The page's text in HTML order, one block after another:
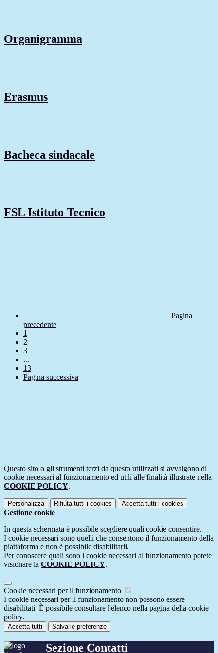
Organigramma
Erasmus
Bacheca sindacale
FSL Istituto Tecnico
Pagina
precedente
1
2
3
...
13
Pagina successiva
Questo sito o gli strumenti terzi da questo utilizzati si avvalgono di
cookie necessari al funzionamento ed utili alle finalità illustrate nella
COOKIE POLICY.
Personalizza Rifiuta tutti i cookies Accetta tutti i cookies
Gestione cookie
In questa schermata è possibile scegliere quali cookie consentire.
I cookie necessari sono quelli che consentono il funzionamento della
piattaforma e non è possibile disabilitarli.
Per conoscere quali sono i cookie necessari al funzionamento potete
visionare la COOKIE POLICY.
Cookie necessari per il funzionamento
I cookie necessari per il funzionamento non possono essere
disabilitati. È possibile consultare l'elenco nella pagina della cookie
policy.
Accetta tutti Salva le preferenze
Sezione Contatti